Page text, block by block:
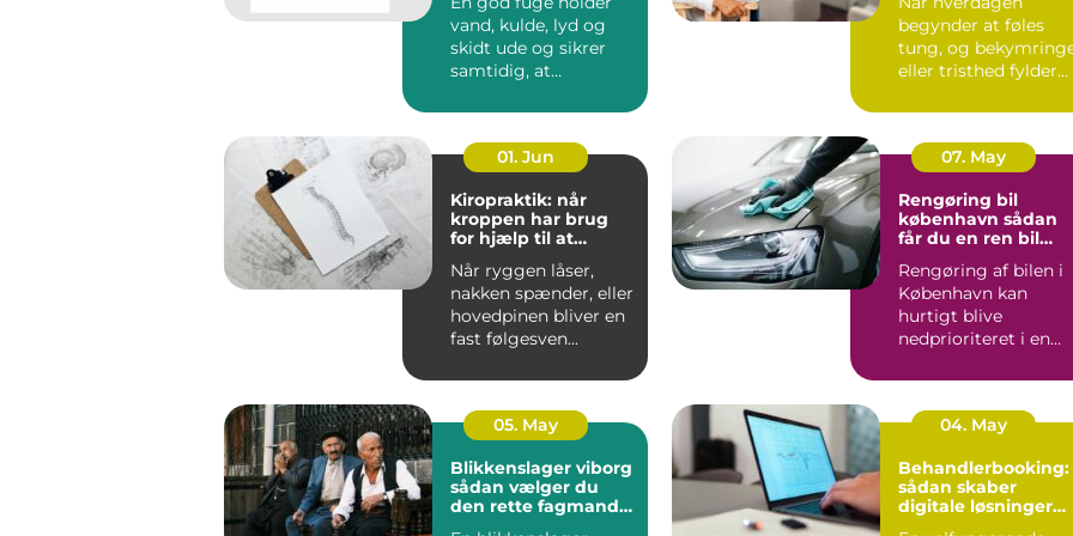
vand, kulde, lyd og
skidt ude og sikrer
samtidig, at
bevæge sig ud...
begynder at føles
tung, og
eller tristhed fylder
kan en p...
01. Jun
Kiropraktik: når
kroppen har brug
for hjælp til at
Når ryggen låser,
nakken spænder, eller
hovedpinen bliver en
fast følgesven...
07. May
Rengøring bil
københavn sådan
får du en ren bil
Rengøring af bilen i
København kan
hurtigt blive
nedprioriteret i en
arbejde, børn...
05. May
Blikkenslager viborg
sådan vælger du
den rette fagmand
04. May
Behandlerbooking:
sådan skaber
digitale løsninger